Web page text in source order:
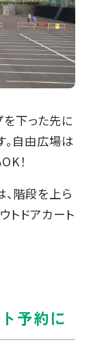
下った先に
。自由広場は
！
階段を上ら
トドアカート
予約に